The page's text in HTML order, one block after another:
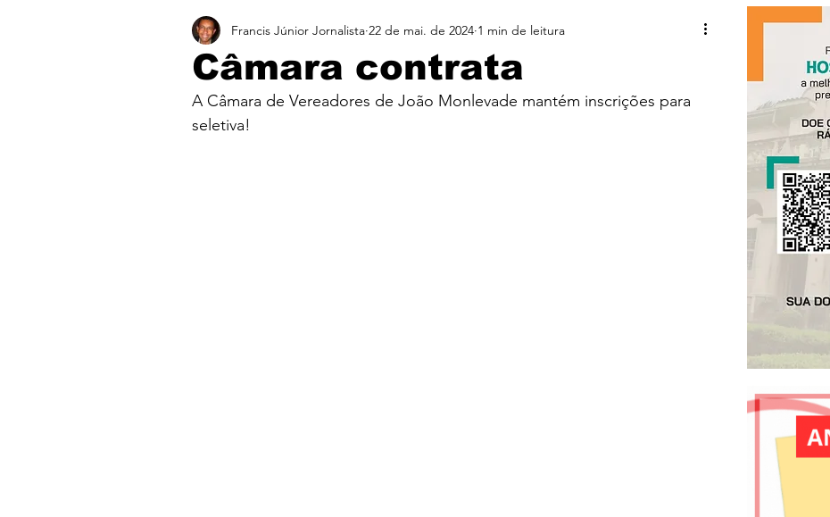
Câmara contrata
Francis Júnior Jornalista 22 de mai. de 2024 1 min de leitura
A Câmara de Vereadores de João Monlevade mantém inscrições para
seletiva!